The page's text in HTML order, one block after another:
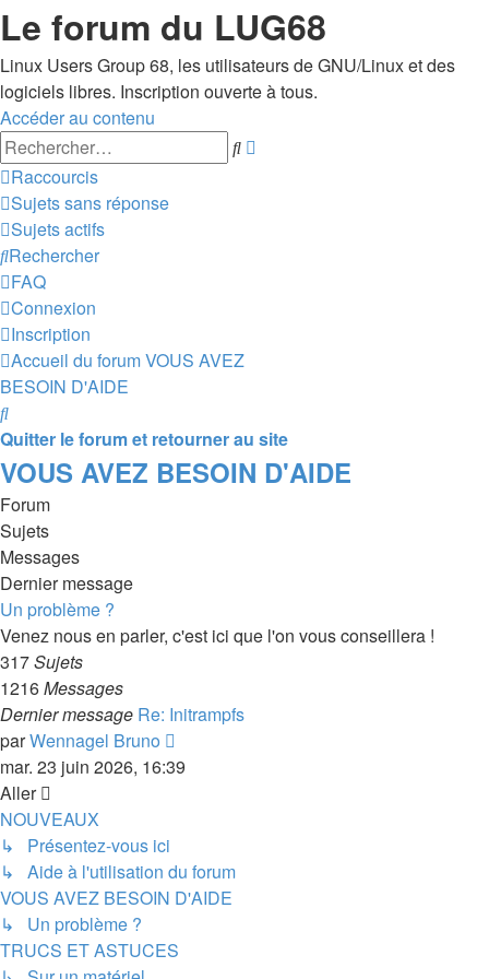
Le forum du LUG68
Linux Users Group 68, les utilisateurs de GNU/Linux et des
logiciels libres. Inscription ouverte à tous.
Accéder au contenu
Rechercher
Raccourcis
Sujets sans réponse
Sujets actifs
Rechercher
FAQ
Connexion
Inscription
Accueil du forumVOUS AVEZ
BESOIN D'AIDE
Rechercher
Quitter le forum et retourner au site
VOUS AVEZ BESOIN D'AIDE
Forum
Sujets
Messages
Dernier message
Un problème ?
Venez nous en parler, c'est ici que l'on vous conseillera !
317Sujets
1216Messages
Dernier message Re: Initrampfs
parWennagel Bruno
le
mar. 23 juin 2026, 16:39
Aller
NOUVEAUX
↳ Présentez-vous ici
↳ Aide à l'utilisation du forum
VOUS AVEZ BESOIN D'AIDE
↳ Un problème ?
TRUCS ET ASTUCES